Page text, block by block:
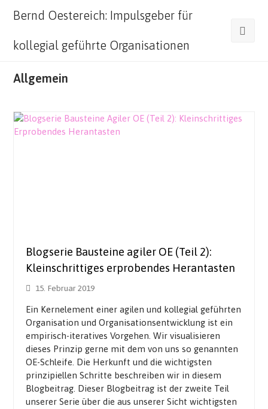
Bernd Oestereich: Impulsgeber für
kollegial geführte Organisationen
Allgemein
Blogserie Bausteine agiler OE (Teil 2):
Kleinschrittiges erprobendes Herantasten
15. Februar 2019
Ein Kernelement einer agilen und kollegial geführten
Organisation und Organisationsentwicklung ist ein
empirisch-iteratives Vorgehen. Wir visualisieren
dieses Prinzip gerne mit dem von uns so genannten
OE-Schleife. Die Herkunft und die wichtigsten
prinzipiellen Schritte beschreiben wir in diesem
Blogbeitrag. Dieser Blogbeitrag ist der zweite Teil
unserer Serie über die aus unserer Sicht wichtigsten